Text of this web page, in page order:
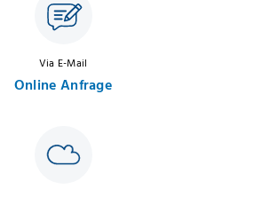
Via E-Mail
Online Anfrage